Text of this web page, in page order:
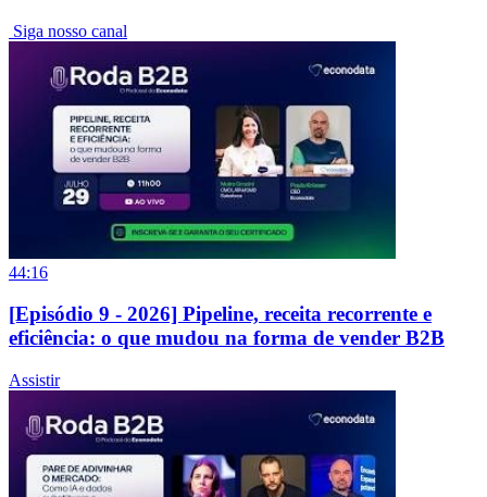
Siga nosso canal
44:16
[Episódio 9 - 2026] Pipeline, receita recorrente e
eficiência: o que mudou na forma de vender B2B
Assistir